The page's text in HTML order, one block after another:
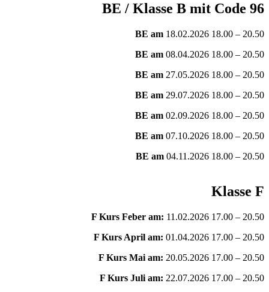
BE / Klasse B mit Code 96
BE am 18.02.2026 18.00 – 20.50
BE am 08.04.2026 18.00 – 20.50
BE am 27.05.2026 18.00 – 20.50
BE am 29.07.2026 18.00 – 20.50
BE am 02.09.2026 18.00 – 20.50
BE am 07.10.2026 18.00 – 20.50
BE am 04.11.2026 18.00 – 20.50
Klasse F
F Kurs Feber am: 11.02.2026 17.00 – 20.50
F Kurs April am: 01.04.2026 17.00 – 20.50
F Kurs Mai am: 20.05.2026 17.00 – 20.50
F Kurs Juli am: 22.07.2026 17.00 – 20.50